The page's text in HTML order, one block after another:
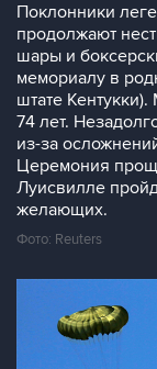
Поклонники
продолжают
шары и
мемориалу в
штате
74 лет.
из-за
Церемония
Луисвилле
желающих.
Фото: Reuters